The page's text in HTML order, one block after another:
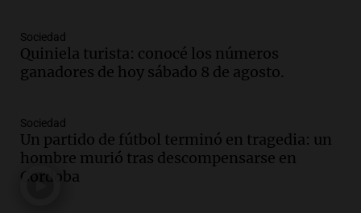
Audio.Joan Gaspart: "Sin Jorge, no sé si
Messi hubiera llegado adonde llegó"
Audio.El orgullo y el sueño argentino de
Jorge Messi en una entrevista con Rony
Vargas en 2007
Sociedad
Quiniela turista: conocé los números
ganadores de hoy sábado 8 de agosto.
Sociedad
Un partido de fútbol terminó en tragedia: un
hombre murió tras descompensarse en
Córdoba